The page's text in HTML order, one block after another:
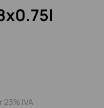
23% IVA